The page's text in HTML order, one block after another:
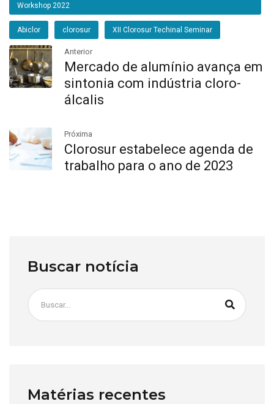
Workshop 2022
Abiclor clorosur XII Clorosur Techinal Seminar
Anterior
Mercado de alumínio avança em
sintonia com indústria cloro-
álcalis
Próxima
Clorosur estabelece agenda de
trabalho para o ano de 2023
Buscar notícia
Matérias recentes